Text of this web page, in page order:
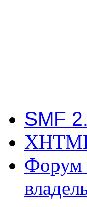
SMF
Форум